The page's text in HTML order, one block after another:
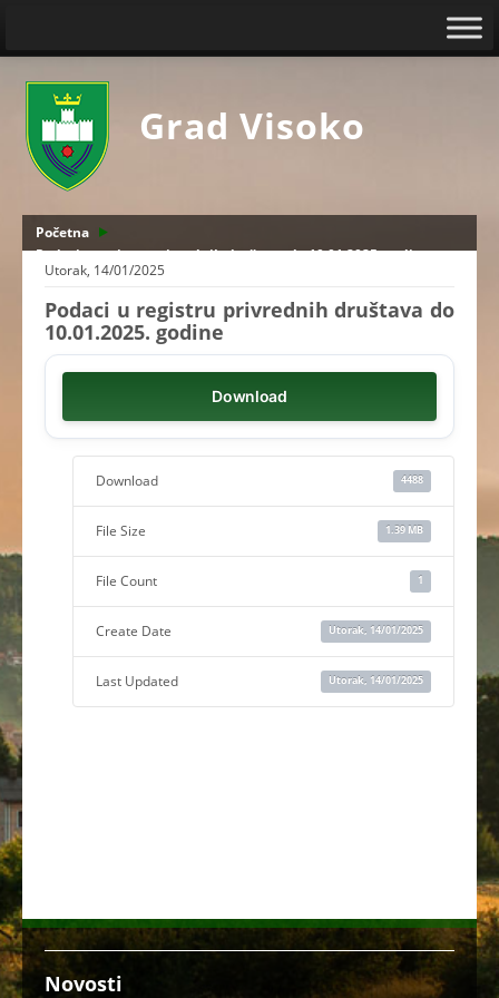
Grad Visoko
Početna
Podaci u registru privrednih društava do 10.01.2025. godine
Utorak, 14/01/2025
Podaci u registru privrednih društava do
10.01.2025. godine
Download
Download 4488
File Size 1.39 MB
File Count 1
Create Date Utorak, 14/01/2025
Last Updated Utorak, 14/01/2025
Novosti